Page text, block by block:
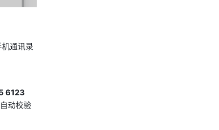
通讯录
6123
动校验